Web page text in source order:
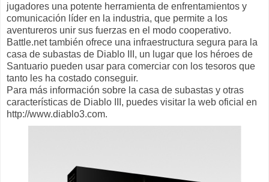
jugadores una potente herramienta de enfrentamientos y
comunicación líder en la industria, que permite a los
aventureros unir sus fuerzas en el modo cooperativo.
Battle.net también ofrece una infraestructura segura para la
casa de subastas de Diablo III, un lugar que los héroes de
Santuario pueden usar para comerciar con los tesoros que
tanto les ha costado conseguir.
Para más información sobre la casa de subastas y otras
características de Diablo III, puedes visitar la web oficial en
http://www.diablo3.com.